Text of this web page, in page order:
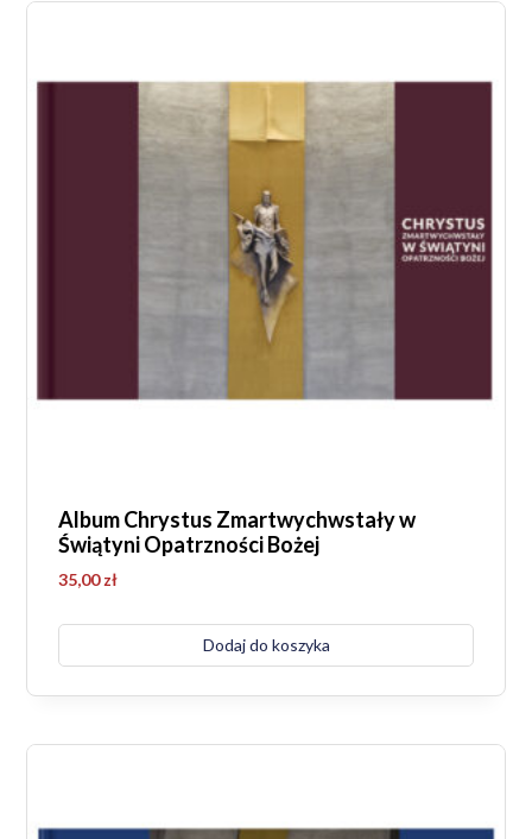
Album Chrystus Zmartwychwstały w
Świątyni Opatrzności Bożej
35,00zł
Dodaj do koszyka